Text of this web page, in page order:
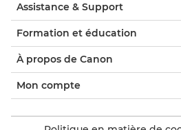
Assistance & Support
Formation et éducation
À propos de Canon
Mon compte